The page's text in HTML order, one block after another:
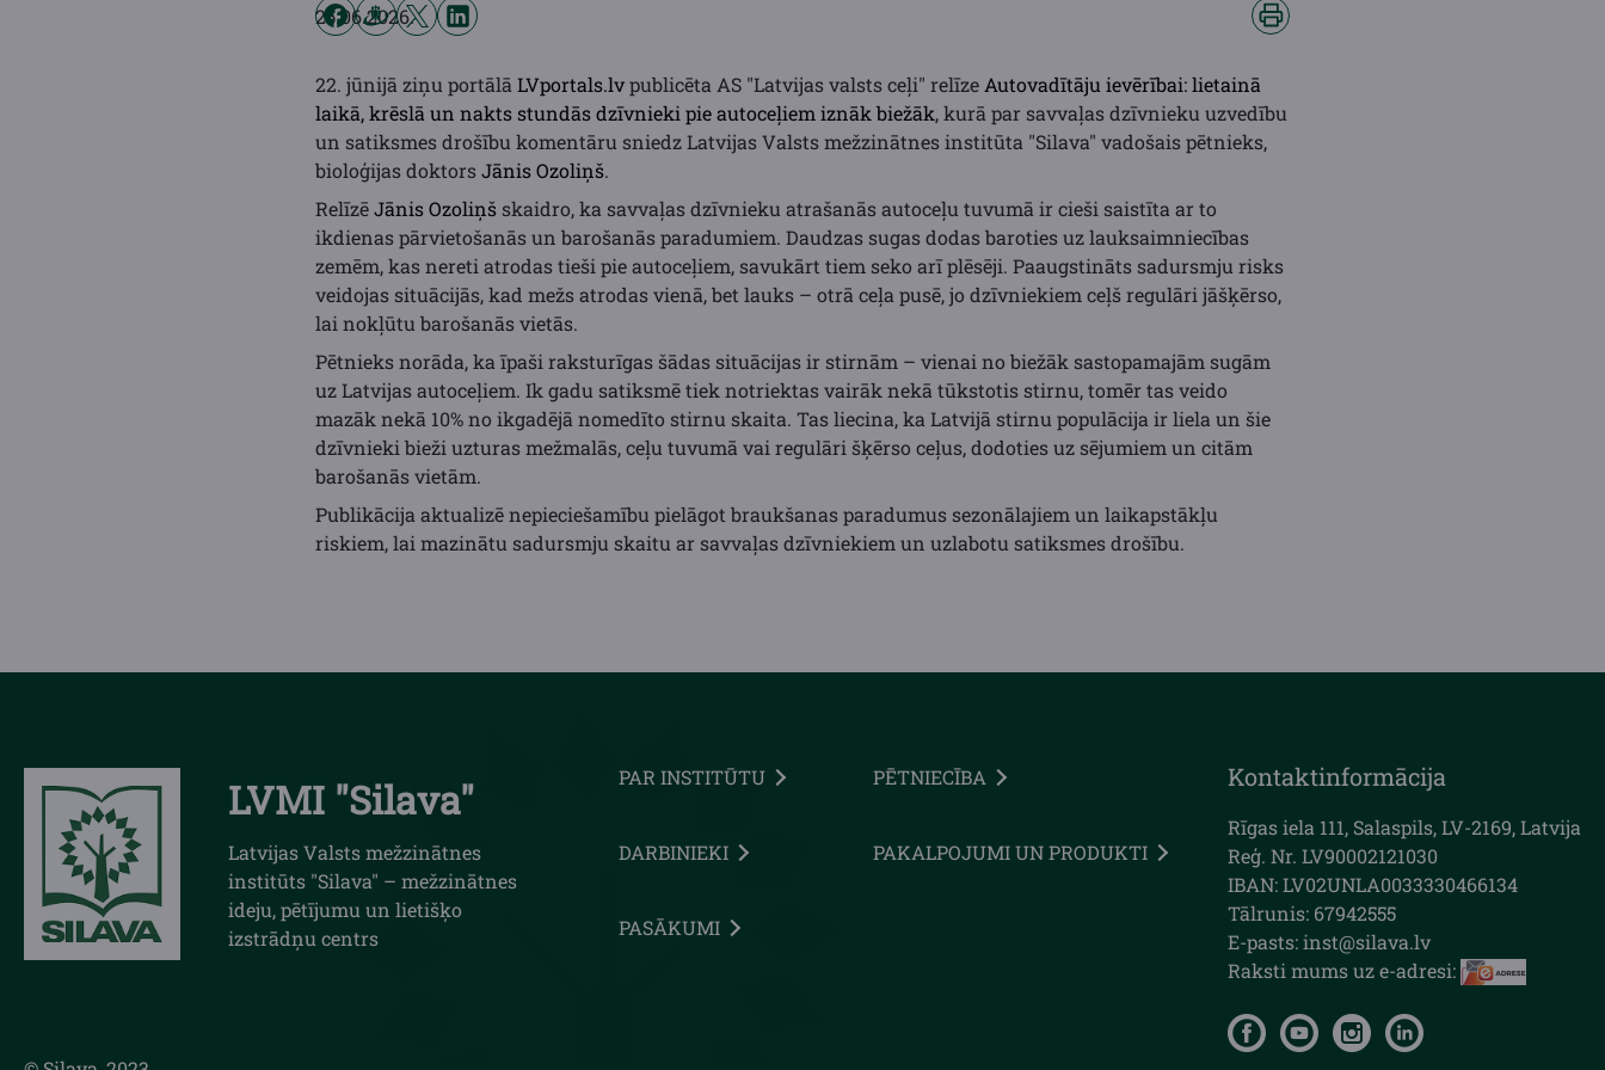
25.06.2026.
22. jūnijā ziņu portālā LVportals.lvpublicēta AS "Latvijas valsts ceļi" relīze Autovadītāju ievērībai: lietainā
laikā, krēslā un nakts stundās dzīvnieki pie autoceļiem iznāk biežāk, kurā par savvaļas dzīvnieku uzvedību
un satiksmes drošību komentāru sniedz Latvijas Valsts mežzinātnes institūta "Silava" vadošais pētnieks,
bioloģijas doktorsJānis Ozoliņš.
RelīzēJānis Ozoliņš skaidro, ka savvaļas dzīvnieku atrašanās autoceļu tuvumā ir cieši saistīta ar to
ikdienas pārvietošanās un barošanās paradumiem. Daudzas sugas dodas baroties uz lauksaimniecības
zemēm, kas nereti atrodas tieši pie autoceļiem, savukārt tiem seko arī plēsēji. Paaugstināts sadursmju risks
veidojas situācijās, kad mežs atrodas vienā, bet lauks – otrā ceļa pusē, jo dzīvniekiem ceļš regulāri jāšķērso,
lai nokļūtu barošanās vietās.
Pētnieks norāda, ka īpaši raksturīgas šādas situācijas ir stirnām – vienai no biežāk sastopamajām sugām
uz Latvijas autoceļiem. Ik gadu satiksmē tiek notriektas vairāk nekā tūkstotis stirnu, tomēr tas veido
mazāk nekā 10% no ikgadējā nomedīto stirnu skaita. Tas liecina, ka Latvijā stirnu populācija ir liela un šie
dzīvnieki bieži uzturas mežmalās, ceļu tuvumā vai regulāri šķērso ceļus, dodoties uz sējumiem un citām
barošanās vietām.
Publikācija aktualizē nepieciešamību pielāgot braukšanas paradumus sezonālajiem un laikapstākļu
riskiem, lai mazinātu sadursmju skaitu ar savvaļas dzīvniekiem un uzlabotu satiksmes drošību.
LVMI "Silava"
Latvijas Valsts mežzinātnes
institūts "Silava" – mežzinātnes
ideju, pētījumu un lietišķo
izstrādņu centrs
PAR INSTITŪTU PĒTNIECĪBA
DARBINIEKI PAKALPOJUMI UN PRODUKTI
PASĀKUMI
Kontaktinformācija
Rīgas iela 111, Salaspils, LV-2169, Latvija
Reģ. Nr. LV90002121030
IBAN: LV02UNLA0033330466134
Tālrunis: 67942555
E-pasts: inst@silava.lv
Raksti mums uz e-adresi: